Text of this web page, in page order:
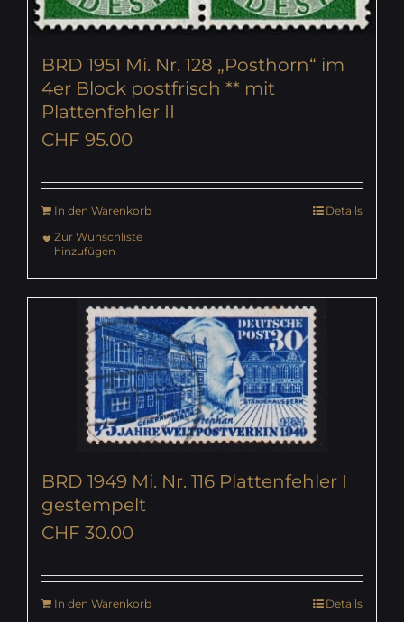
BRD 1951 Mi. Nr. 128 „Posthorn“ im
4er Block postfrisch ** mit
Plattenfehler II
CHF 95.00
In den Warenkorb
Details
Zur Wunschliste
hinzufügen
BRD 1949 Mi. Nr. 116 Plattenfehler I
gestempelt
CHF 30.00
In den Warenkorb
Details